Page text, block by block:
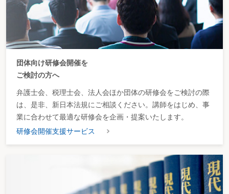
団体向け研修会開催を
ご検討の方へ
弁護士会、税理士会、法人会ほか団体の研修会をご検討の際
は、是非、新日本法規にご相談ください。講師をはじめ、事
業に合わせて最適な研修会を企画・提案いたします。
研修会開催支援サービス